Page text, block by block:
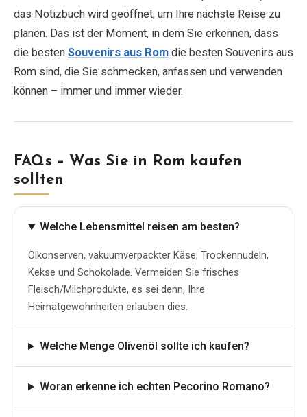
das Notizbuch wird geöffnet, um Ihre nächste Reise zu
planen. Das ist der Moment, in dem Sie erkennen, dass
die besten Souvenirs aus Rom die besten Souvenirs aus
Rom sind, die Sie schmecken, anfassen und verwenden
können – immer und immer wieder.
FAQs – Was Sie in Rom kaufen
sollten
Welche Lebensmittel reisen am besten?
Ölkonserven, vakuumverpackter Käse, Trockennudeln,
Kekse und Schokolade. Vermeiden Sie frisches
Fleisch/Milchprodukte, es sei denn, Ihre
Heimatgewohnheiten erlauben dies.
Welche Menge Olivenöl sollte ich kaufen?
Woran erkenne ich echten Pecorino Romano?